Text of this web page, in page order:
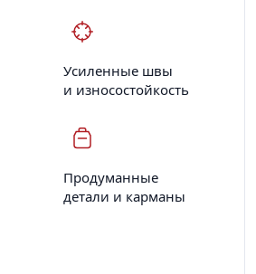
Усиленные швы
и износостойкость
Продуманные
детали и карманы